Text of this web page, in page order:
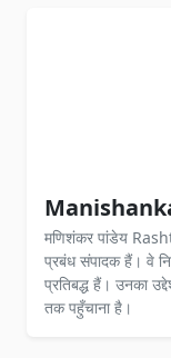
मणिशंकर पांडेय
प्रबंध संपादक हैं। वे
प्रतिबद्ध हैं। उनका
तक पहुँचाना है।